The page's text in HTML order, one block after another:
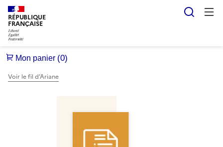
RÉPUBLIQUE
FRANÇAISE
Voir le fil d’Ariane